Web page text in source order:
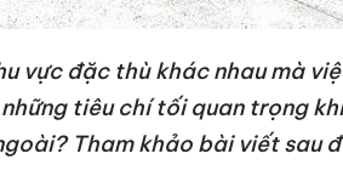
vực đặc thù khác nhau mà
tiêu chí tối quan trọng
Tham khảo bài viết sau